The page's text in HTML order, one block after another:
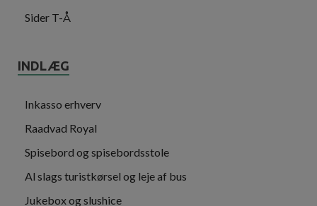
Sider T-Å
INDLÆG
Inkasso erhverv
Raadvad Royal
Spisebord og spisebordsstole
Al slags turistkørsel og leje af bus
Jukebox og slushice